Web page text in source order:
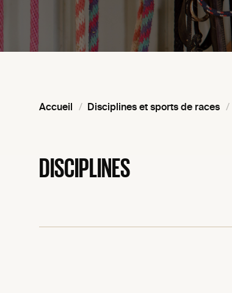
Accueil Disciplines et sports de races
DISCIPLINES